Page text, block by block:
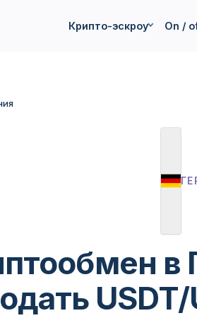
Крипто-эскроу On /
в